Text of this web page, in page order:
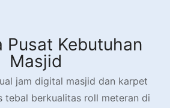
Pusat Kebutuhan
Masjid
jam digital masjid dan karpet
tebal berkualitas roll meteran di